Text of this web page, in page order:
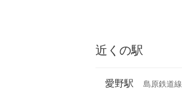
近くの駅
愛野駅 島原鉄道線